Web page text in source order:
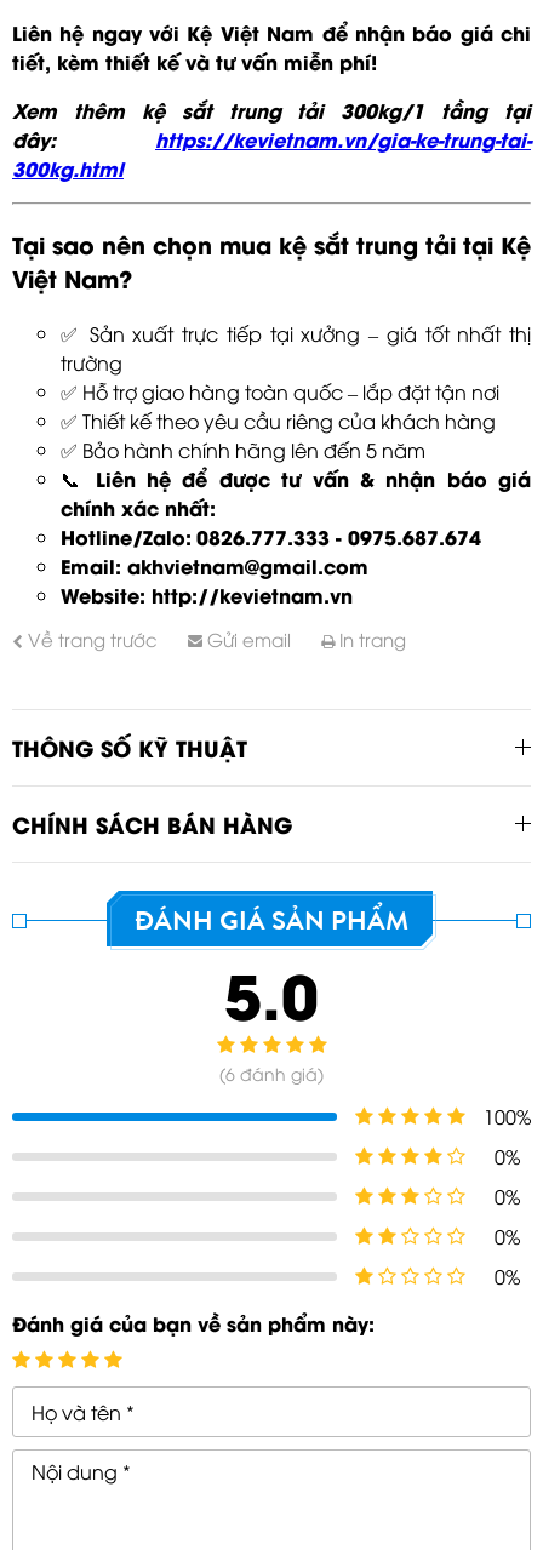
Liên hệ ngay với Kệ Việt Nam để nhận báo giá chi
tiết, kèm thiết kế và tư vấn miễn phí!
Xem thêm kệ sắt trung tải 300kg/1 tầng tại
đây: https://kevietnam.vn/gia-ke-trung-tai-
300kg.html
Tại sao nên chọn mua kệ sắt trung tải tại Kệ
Việt Nam?
✅ Sản xuất trực tiếp tại xưởng – giá tốt nhất thị
trường
✅ Hỗ trợ giao hàng toàn quốc – lắp đặt tận nơi
✅ Thiết kế theo yêu cầu riêng của khách hàng
✅ Bảo hành chính hãng lên đến 5 năm
📞 Liên hệ để được tư vấn & nhận báo giá
chính xác nhất:
Hotline/Zalo: 0826.777.333 - 0975.687.674
Email: akhvietnam@gmail.com
Website: http://kevietnam.vn
Về trang trước Gửi email In trang
THÔNG SỐ KỸ THUẬT
CHÍNH SÁCH BÁN HÀNG
ĐÁNH GIÁ SẢN PHẨM
5.0
(6 đánh giá)
100%
0%
0%
0%
0%
Đánh giá của bạn về sản phẩm này:
GỬI THÔNG TIN ĐỂ CHÚNG TÔI TƯ
VẤN CHO BẠN